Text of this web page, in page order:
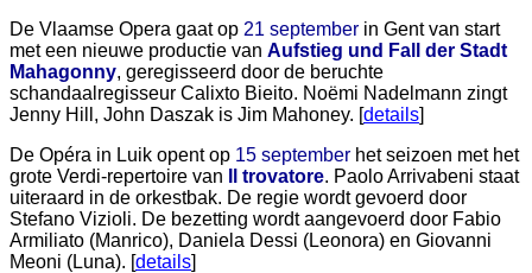
De Vlaamse Opera gaat op 21 september in Gent van start
met een nieuwe productie van Aufstieg und Fall der Stadt
Mahagonny, geregisseerd door de beruchte
schandaalregisseur Calixto Bieito. Noëmi Nadelmann zingt
Jenny Hill, John Daszak is Jim Mahoney. [details]
De Opéra in Luik opent op 15 september het seizoen met het
grote Verdi-repertoire van
Il trovatore. Paolo Arrivabeni staat
uiteraard in de orkestbak. De regie wordt gevoerd door
Stefano Vizioli. De bezetting wordt aangevoerd door Fabio
Armiliato (Manrico), Daniela Dessi (Leonora) en Giovanni
Meoni (Luna). [details]